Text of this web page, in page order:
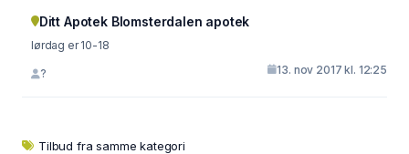
Ditt Apotek Blomsterdalen apotek
lørdag er 10-18
? 13. nov 2017 kl. 12:25
Tilbud fra samme kategori